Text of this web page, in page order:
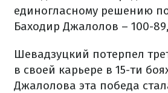
единогласному решению
Баходир Джалолов – 100-
Шевадзуцкий потерпел
в своей карьере в 15-ти
Джалолова эта победа